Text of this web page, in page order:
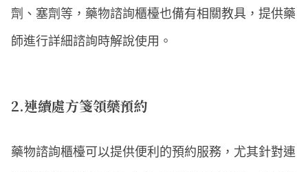
劑、塞劑等，藥物諮詢櫃檯也備有相關教具，提供藥
師進行詳細諮詢時解說使用。
2.連續處方箋領藥預約
藥物諮詢櫃檯可以提供便利的預約服務，尤其針對連